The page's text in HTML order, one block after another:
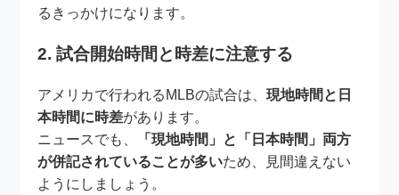
るきっかけになります。
2. 試合開始時間と時差に注意する
アメリカで行われるMLBの試合は、現地時間と日
本時間に時差があります。
ニュースでも、
「現地時間」と「日本時間」両方
が併記されていることが多いため、見間違えない
ようにしましょう。